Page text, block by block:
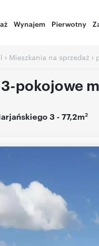
Wynajem Pierwotny
› Mieszkania na sprzedaż ›
pokojowe
3 - 77,2m2